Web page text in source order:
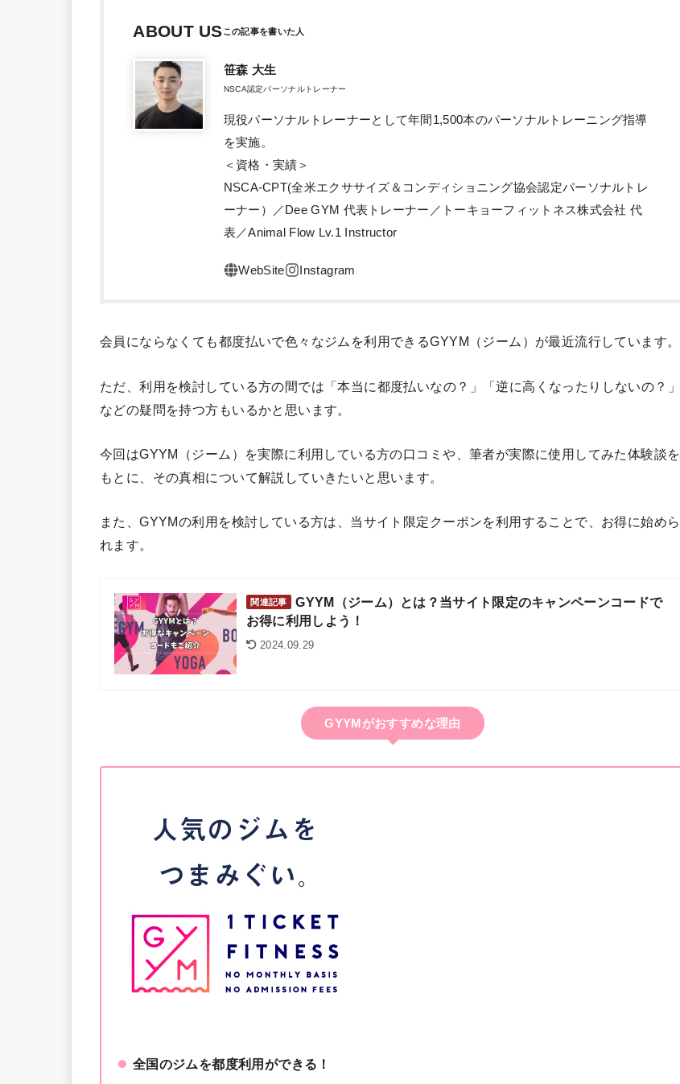
ABOUT US
笹森 大生
NSCA認定パーソナルトレーナー
現役パーソナルトレーナーとして年間1,500本のパーソナルトレーニング指導
を実施。
＜資格・実績＞
NSCA-CPT(全米エクササイズ＆コンディショニング協会認定パーソナルトレ
ーナー）／Dee GYM 代表トレーナー／トーキョーフィットネス株式会社 代
表／Animal Flow Lv.1 Instructor
会員にならなくても都度払いで色々なジムを利用できるGYYM（ジーム）が最近流行しています。
ただ、利用を検討している方の間では「本当に都度払いなの？」「逆に高くなったりしないの？」
などの疑問を持つ方もいるかと思います。
今回はGYYM（ジーム）を実際に利用している方の口コミや、筆者が実際に使用してみた体験談を
もとに、その真相について解説していきたいと思います。
また、GYYMの利用を検討している方は、当サイト限定クーポンを利用することで、お得に始めら
れます。
関連記事
GYYM（ジーム）とは？当サイト限定のキャンペーンコードで
お得に利用しよう！
2024.09.29
GYYMがおすすめな理由
全国のジムを都度利用ができる！